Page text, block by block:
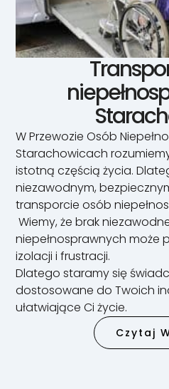
W Przewozie Osób
Starachowicach
istotną częścią życia.
niezawodnym,
transporcie osób
Wiemy, że brak
niepełnosprawnych może
izolacji i frustracji.
Dlatego staramy się
dostosowane do Twoich
ułatwiające Ci życie.
Czytaj